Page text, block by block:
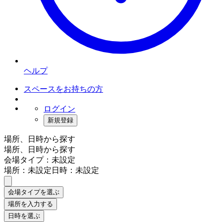
ヘルプ
スペースをお持ちの方
ログイン
新規登録
場所、日時から探す
場所、日時から探す
会場タイプ：未設定
場所：未設定日時：未設定
会場タイプを選ぶ
場所を入力する
日時を選ぶ